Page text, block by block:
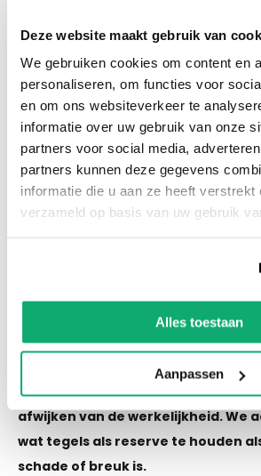
Deze website maakt gebruik van
We gebruiken cookies om content en
personaliseren, om functies voor
en om ons websiteverkeer te
informatie over uw gebruik van onze
partners voor social media,
partners kunnen deze gegevens
informatie die u aan ze heeft verstrekt
verzameld op basis van uw gebruik
Alles toestaan
Aanpassen
voldoende
voorraad! Het is nu ook
winkel te kijken via
Productspecificaties
Let op! Over gebleven tegels
De kleur van de tegel op de
iets afwijken van de
Eigenschappen
Let op! Over gebleven tegels
kleur van de tegel op de
afwijken van de werkelijkheid. We
wat tegels als reserve te houden
schade of breuk is.